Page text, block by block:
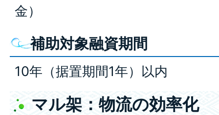
金）
補助対象融資期間
10年（据置期間1年）以内
マル架：物流の効率化